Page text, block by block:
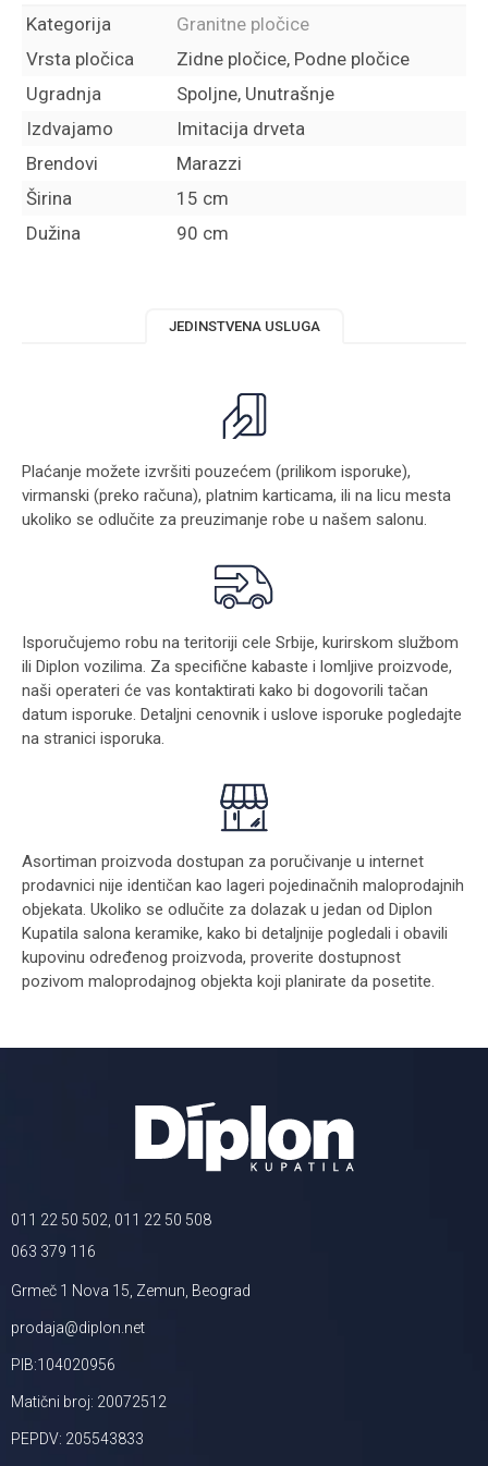
Kategorija
Granitne pločice
Vrsta pločica
Zidne pločice, Podne pločice
Ugradnja
Spoljne, Unutrašnje
Izdvajamo
Imitacija drveta
Brendovi
Marazzi
Širina
15 cm
Dužina
90 cm
JEDINSTVENA USLUGA
Plaćanje možete izvršiti pouzećem (prilikom isporuke),
virmanski (preko računa), platnim karticama, ili na licu mesta
ukoliko se odlučite za preuzimanje robe u našem salonu.
Isporučujemo robu na teritoriji cele Srbije, kurirskom službom
ili Diplon vozilima. Za specifične kabaste i lomljive proizvode,
naši operateri će vas kontaktirati kako bi dogovorili tačan
datum isporuke. Detaljni cenovnik i uslove isporuke pogledajte
na stranici isporuka.
Asortiman proizvoda dostupan za poručivanje u internet
prodavnici nije identičan kao lageri pojedinačnih maloprodajnih
objekata. Ukoliko se odlučite za dolazak u jedan od Diplon
Kupatila salona keramike, kako bi detaljnije pogledali i obavili
kupovinu određenog proizvoda, proverite dostupnost
pozivom maloprodajnog objekta koji planirate da posetite.
011 22 50 502, 011 22 50 508
063 379 116
Grmeč 1 Nova 15, Zemun, Beograd
prodaja@diplon.net
PIB:104020956
Matični broj: 20072512
PEPDV: 205543833